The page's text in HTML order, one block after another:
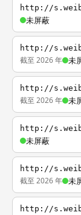
http://
未屏蔽
http://
截至 2026 年 未
http://
截至 2026 年 未
http://
未屏蔽
http://
截至 2026 年 未
http://